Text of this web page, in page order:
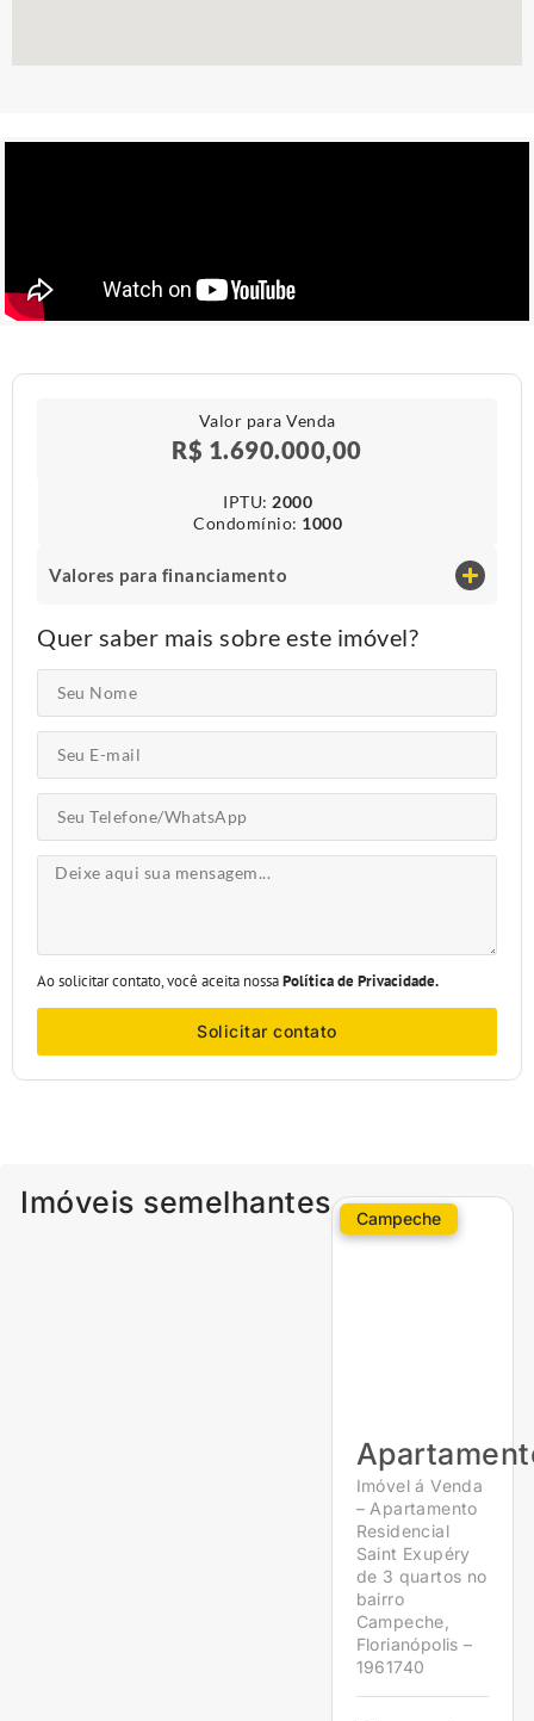
Valor para Venda
R$ 1.690.000,00
IPTU​: 2000
Condomínio​: 1000
Valores para financiamento
Quer saber mais sobre este imóvel?
Ao solicitar contato, você aceita nossaPolítica de Privacidade.
Solicitar contato
Imóveis semelhantes Campeche
Imóvel á Venda
– Apartamento
Residencial
Saint Exupéry
de 3 quartos no
bairro
Campeche,
Florianópolis –
1961740